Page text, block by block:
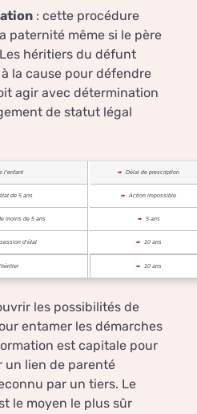
: cette procédure
paternité même si le père
héritiers du défunt
la cause pour défendre
agir avec détermination
de statut légal
l’enfant Délai de prescription
de 5 ans Action impossible
moins de 5 ans 5 ans
d’état 10 ans
10 ans
les possibilités de
entamer les démarches
est capitale pour
un lien de parenté
par un tiers. Le
le moyen le plus sûr